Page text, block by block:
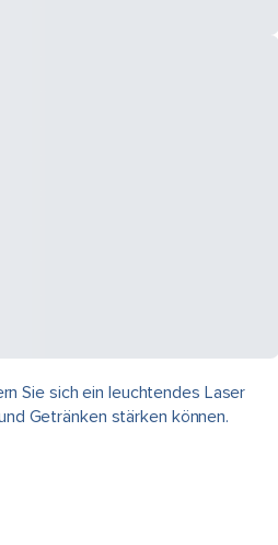
Sie sich ein leuchtendes Laser
Getränken stärken können.